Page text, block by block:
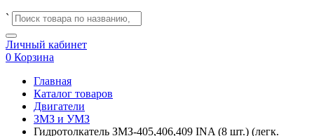
`
Личный кабинет
0 Корзина
Главная
Каталог товаров
Двигатели
ЗМЗ и УМЗ
Гидротолкатель ЗМЗ-405,406,409 INA (8 шт.) (легк.